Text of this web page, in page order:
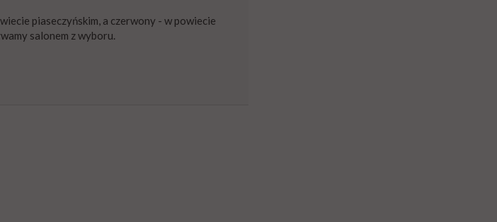
piaseczyńskim, a czerwony - w powiecie
salonem z wyboru.